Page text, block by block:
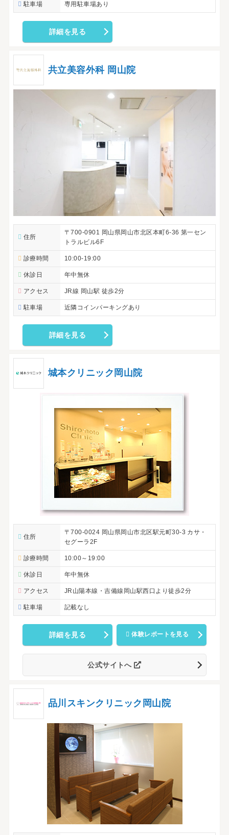
駐車場 専用駐車場あり
詳細を見る
共立美容外科 岡山院
住所
〒700-0901 岡山県岡山市北区本町6-36 第一セン
トラルビル6F
診療時間 10:00-19:00
休診日 年中無休
アクセス JR線 岡山駅 徒歩2分
駐車場 近隣コインパーキングあり
詳細を見る
城本クリニック岡山院
住所
〒700-0024 岡山県岡山市北区駅元町30-3 カサ・
セグーラ2F
診療時間 10:00～19:00
休診日 年中無休
アクセス JR山陽本線・吉備線岡山駅西口より徒歩2分
駐車場 記載なし
詳細を見る 体験レポートを見る
公式サイトへ
品川スキンクリニック岡山院